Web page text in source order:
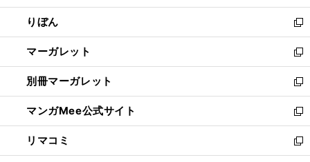
開
く
ウ
で
開
く
ン
ド
ウ
で
開
く
ウ
ィ
ン
ド
ウ
で
開
く
りぼん
新
し
い
ウ
ィ
ン
ド
ウ
で
開
マーガレット
新
し
い
ウ
ィ
ン
ド
ウ
別冊マーガレット
新
し
い
ウ
ィ
ン
マンガMee公式サイト
新
し
い
ウ
リマコミ
新
し